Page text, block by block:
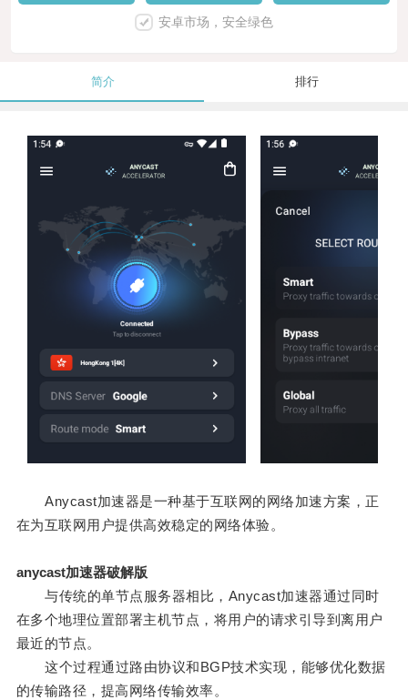
安卓市场，安全绿色
简介 排行
Anycast加速器是一种基于互联网的网络加速方案，正
在为互联网用户提供高效稳定的网络体验。
anycast加速器破解版
与传统的单节点服务器相比，Anycast加速器通过同时
在多个地理位置部署主机节点，将用户的请求引导到离用户
最近的节点。
这个过程通过路由协议和BGP技术实现，能够优化数据
的传输路径，提高网络传输效率。